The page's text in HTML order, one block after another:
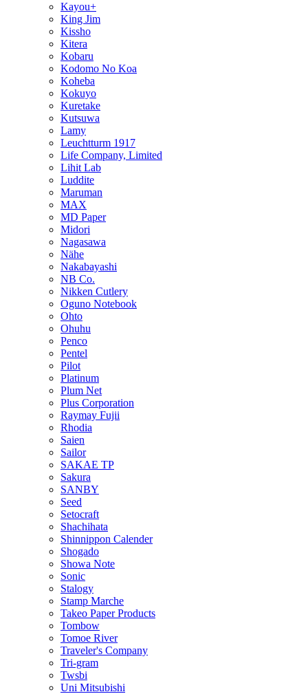
Kayou+
King Jim
Kissho
Kitera
Kobaru
Kodomo No Koa
Koheba
Kokuyo
Kuretake
Kutsuwa
Lamy
Leuchtturm 1917
Life Company, Limited
Lihit Lab
Luddite
Maruman
MAX
MD Paper
Midori
Nagasawa
Nähe
Nakabayashi
NB Co.
Nikken Cutlery
Oguno Notebook
Ohto
Ohuhu
Penco
Pentel
Pilot
Platinum
Plum Net
Plus Corporation
Raymay Fujii
Rhodia
Saien
Sailor
SAKAE TP
Sakura
SANBY
Seed
Setocraft
Shachihata
Shinnippon Calender
Shogado
Showa Note
Sonic
Stalogy
Stamp Marche
Takeo Paper Products
Tombow
Tomoe River
Traveler's Company
Tri-gram
Twsbi
Uni Mitsubishi